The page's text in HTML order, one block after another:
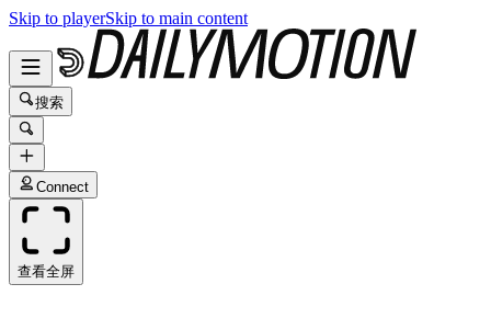
Skip to playerSkip to main content
搜索
Connect
查看全屏